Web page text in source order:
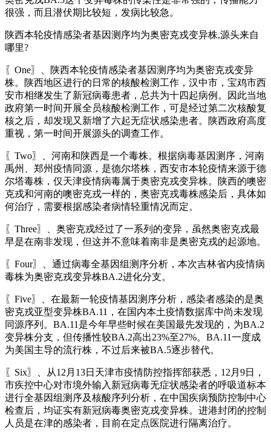
很强，而且潜伏期比较短，发病比较急。
陕西本轮疫情感染者基因测序均为奥密克戎变异株,源头来自
哪里?
〖One〗、陕西本轮疫情感染者基因测序均为奥密克戎变异
株。陕西地区进行的日常的核酸检测工作，汉中市，宝鸡市西
安市相继发生了新冠病毒患者，总共为十四起病例。因此当地
政府第一时间开展全员核酸检测工作，可是经过第二次核酸复
核之后，却发现又新增了六起无症状感染患者。陕西政府高度
重视，第一时间开展源头的调查工作。
〖Two〗、河南和陕西是一个毒株。根据病毒基因测序，河南
禹州、郑州疫情同源，是德尔塔株，西安市本轮疫情来源于德
尔塔毒株，仅天津疫情病毒属于奥密克戎变异株。陕西的噢密
克戎和河南的噢密克戎一样的，奥密克戎毒株感染后，具体如
何治疗，需要根据感染者病情轻重情况而定。
〖Three〗、奥密克戎经过了一系列的变异，虽然奥密克戎最
早是在南非发现，但这并不意味着南非是奥密克戎的起源地。
〖Four〗、通过病毒全基因组测序分析，本次吉林省内疫情病
毒株为奥密克戎变异株BA.2进化分支。
〖Five〗、在最新一轮疫情基因测序分析，感染者感染的是奥
密克戎亚型变异株BA.11，在国内本土疫情数据库中尚未发现
同源序列。BA.11是今年早些时候在美国最先发现的，为BA.2
变异株分支，但传播性较BA.2高出23%至27%。BA.11一度成
为美国主导的流行株，不过后来被BA.5逐步替代。
〖Six〗、从12月13日天津市疫情防控指挥部获悉，12月9日，
市疾控中心对市境外输入新冠病毒无症状感染者的呼吸道标本
进行全基因组测序及核酸序列分析，在中国疾病预防控制中心
检查后，均证实有新冠病毒奥密克戎变异株。进港封闭的控制
人员是在津的感染者，目前在定点医院进行隔离治疗。